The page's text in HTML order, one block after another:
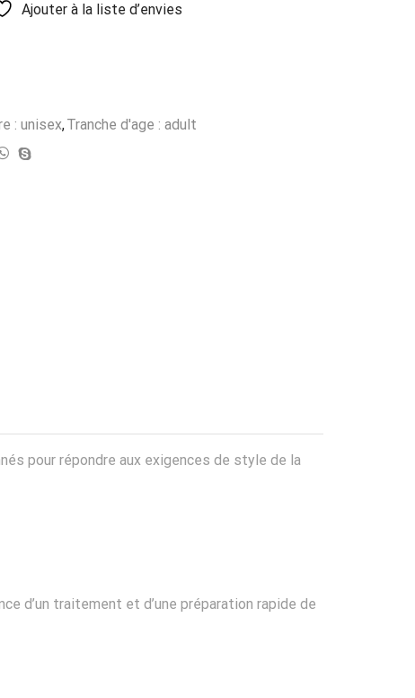
Ajouter à la liste d’envies
: unisex,Tranche d'age : adult
pour répondre aux exigences de style de la
d’un traitement et d’une préparation rapide de